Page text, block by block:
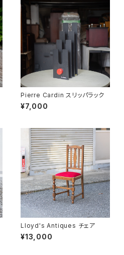
Pierre Cardin スリッパラック
¥7,000
Lloyd's Antiques チェア
¥13,000